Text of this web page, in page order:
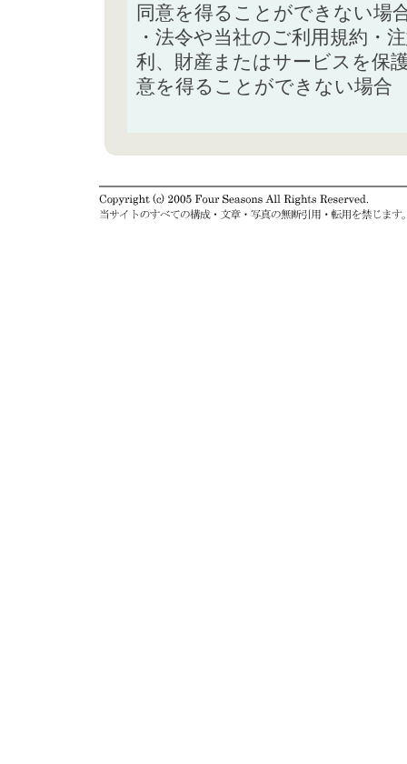
同意を得ることができない場
・法令や当社のご利用規約・
利、財産またはサービスを保
意を得ることができない場合